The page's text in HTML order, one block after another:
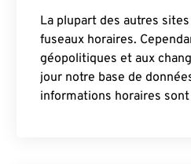
La plupart des autres
fuseaux horaires.
géopolitiques et aux
jour notre base de
informations horaires sont